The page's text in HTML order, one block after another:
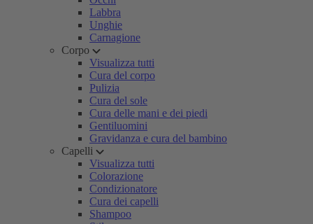
Labbra
Unghie
Carnagione
Corpo
Visualizza tutti
Cura del corpo
Pulizia
Cura del sole
Cura delle mani e dei piedi
Gentiluomini
Gravidanza e cura del bambino
Capelli
Visualizza tutti
Colorazione
Condizionatore
Cura dei capelli
Shampoo